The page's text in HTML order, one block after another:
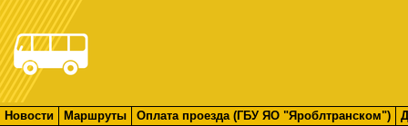
Новости Маршруты Оплата проезда (ГБУ ЯО "Яроблтранском")